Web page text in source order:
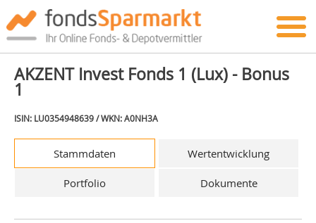
AKZENT Invest Fonds 1 (Lux) - Bonus
1
ISIN: LU0354948639 / WKN: A0NH3A
Stammdaten Wertentwicklung
Portfolio Dokumente